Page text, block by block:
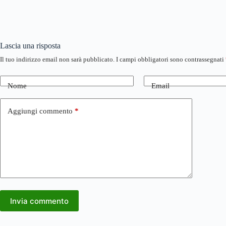
Lascia una risposta
Il tuo indirizzo email non sarà pubblicato. I campi obbligatori sono contrassegnati
Nome Email
Aggiungi commento *
Invia commento